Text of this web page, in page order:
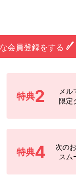
会員登録をする
特典2
メル
限定
特典4
次の
スム